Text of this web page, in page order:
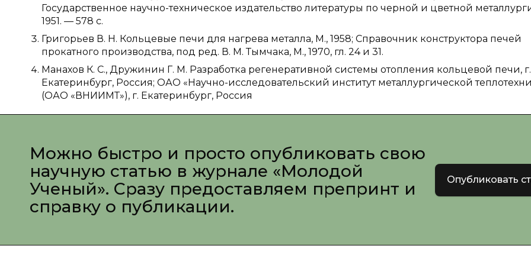
Государственное научно-техническое издательство литературы по черной и цветной
1951. — 578 с.
Григорьев В. Н. Кольцевые печи для нагрева металла, М., 1958; Справочник конструктора печей
прокатного производства, под ред. В. М. Тымчака, М., 1970, гл. 24 и 31.
Манахов К. С., Дружинин Г. М. Разработка регенеративной системы отопления кольцевой печи, г.
Екатеринбург, Россия; ОАО «Научно-исследовательский институт металлургической
(ОАО «ВНИИМТ»), г. Екатеринбург, Россия
Можно быстро и просто опубликовать свою
научную статью в журнале «Молодой
Ученый». Сразу предоставляем препринт и
справку о публикации.
Опубликовать